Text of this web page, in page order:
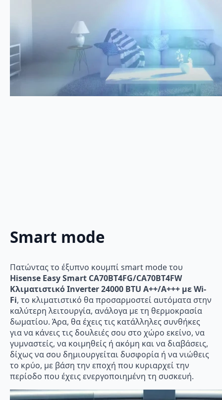
Smart mode
Πατώντας το έξυπνο κουμπί smart mode του
Hisense Easy Smart CA70BT4FG/CA70BT4FW
Κλιματιστικό Inverter 24000 BTU A++/A+++ με Wi-
Fi, το κλιματιστικό θα προσαρμοστεί αυτόματα στην
καλύτερη λειτουργία, ανάλογα με τη θερμοκρασία
δωματίου. Άρα, θα έχεις τις κατάλληλες συνθήκες
για να κάνεις τις δουλειές σου στο χώρο εκείνο, να
γυμναστείς, να κοιμηθείς ή ακόμη και να διαβάσεις,
δίχως να σου δημιουργείται δυσφορία ή να νιώθεις
το κρύο, με βάση την εποχή που κυριαρχεί την
περίοδο που έχεις ενεργοποιημένη τη συσκευή.